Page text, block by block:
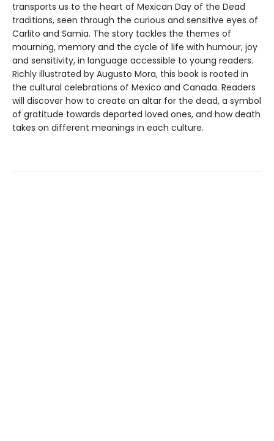
transports us to the heart of Mexican Day of the Dead
traditions, seen through the curious and sensitive eyes of
Carlito and Samia. The story tackles the themes of
mourning, memory and the cycle of life with humour, joy
and sensitivity, in language accessible to young readers.
Richly illustrated by Augusto Mora, this book is rooted in
the cultural celebrations of Mexico and Canada. Readers
will discover how to create an altar for the dead, a symbol
of gratitude towards departed loved ones, and how death
takes on different meanings in each culture.